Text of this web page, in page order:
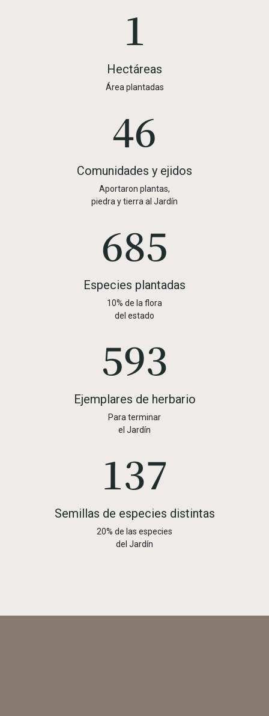
2
Hectáreas
Área plantadas
65
Comunidades y ejidos
Aportaron plantas,
piedra y tierra al Jardín
972
Especies plantadas
10% de la flora
del estado
842
Ejemplares de herbario
Para terminar
el Jardín
195
Semillas de especies distintas
20% de las especies
del Jardín